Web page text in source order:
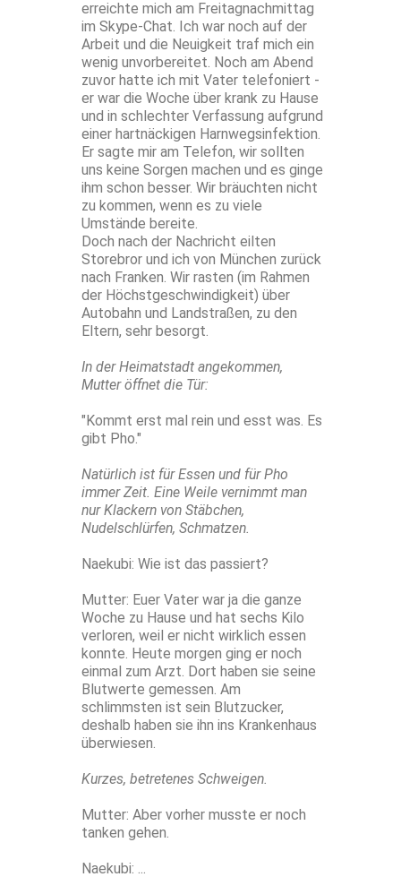
erreichte mich am Freitagnachmittag
im Skype-Chat. Ich war noch auf der
Arbeit und die Neuigkeit traf mich ein
wenig unvorbereitet. Noch am Abend
zuvor hatte ich mit Vater telefoniert -
er war die Woche über krank zu Hause
und in schlechter Verfassung aufgrund
einer hartnäckigen Harnwegsinfektion.
Er sagte mir am Telefon, wir sollten
uns keine Sorgen machen und es ginge
ihm schon besser. Wir bräuchten nicht
zu kommen, wenn es zu viele
Umstände bereite.
Doch nach der Nachricht eilten
Storebror und ich von München zurück
nach Franken. Wir rasten (im Rahmen
der Höchstgeschwindigkeit) über
Autobahn und Landstraßen, zu den
Eltern, sehr besorgt.
In der Heimatstadt angekommen,
Mutter öffnet die Tür:
"Kommt erst mal rein und esst was. Es
gibt Pho."
Natürlich ist für Essen und für Pho
immer Zeit. Eine Weile vernimmt man
nur Klackern von Stäbchen,
Nudelschlürfen, Schmatzen.
Naekubi: Wie ist das passiert?
Mutter: Euer Vater war ja die ganze
Woche zu Hause und hat sechs Kilo
verloren, weil er nicht wirklich essen
konnte. Heute morgen ging er noch
einmal zum Arzt. Dort haben sie seine
Blutwerte gemessen. Am
schlimmsten ist sein Blutzucker,
deshalb haben sie ihn ins Krankenhaus
überwiesen.
Kurzes, betretenes Schweigen.
Mutter: Aber vorher musste er noch
tanken gehen.
Naekubi: ...